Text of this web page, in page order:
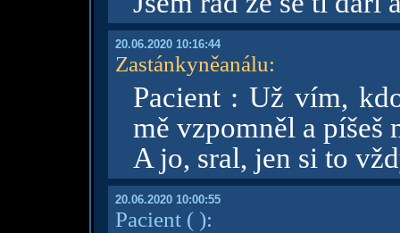
20.06.2020 10:16:44
Zastánkyněanálu:
Pacient : Už vím,
mě vzpomněl a píšeš
A jo, sral, jen si to
20.06.2020 10:00:55
Pacient ( ):